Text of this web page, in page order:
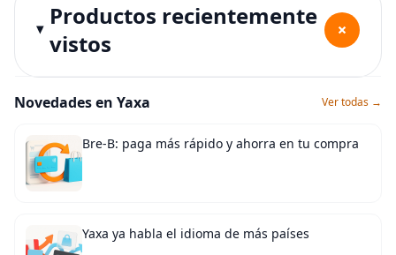
Productos recientemente
vistos
+
Novedades en Yaxa Ver todas →
Bre-B: paga más rápido y ahorra en tu compra
Yaxa ya habla el idioma de más países